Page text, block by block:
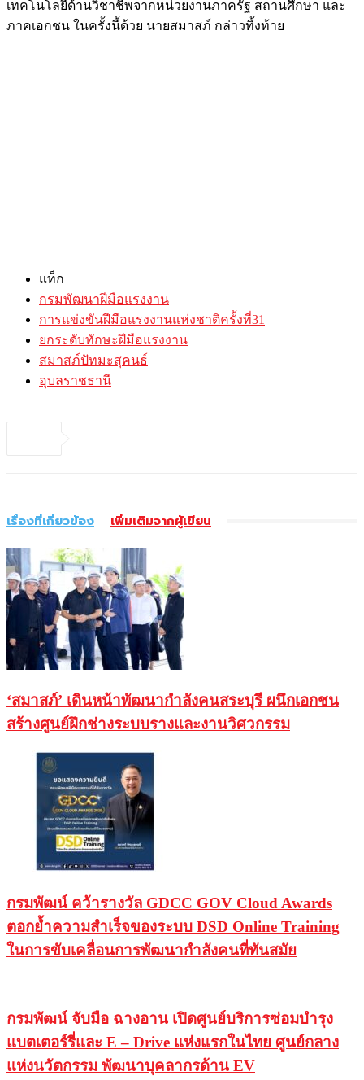
เทคโนโลยีด้านวิชาชีพจากหน่วยงานภาครัฐ สถานศึกษา และ
ภาคเอกชน ในครั้งนี้ด้วย นายสมาสภ์ กล่าวทิ้งท้าย
แท็ก
กรมพัฒนาฝีมือแรงงาน
การแข่งขันฝีมือแรงงานแห่งชาติครั้งที่31
ยกระดับทักษะฝีมือแรงงาน
สมาสภ์ปัทมะสุคนธ์
อุบลราชธานี
เรื่องที่เกี่ยวข้อง เพิ่มเติมจากผู้เขียน
‘สมาสภ์’ เดินหน้าพัฒนากำลังคนสระบุรี ผนึกเอกชน
สร้างศูนย์ฝึกช่างระบบรางและงานวิศวกรรม
กรมพัฒน์ คว้ารางวัล GDCC GOV Cloud Awards
ตอกย้ำความสำเร็จของระบบ DSD Online Training
ในการขับเคลื่อนการพัฒนากำลังคนที่ทันสมัย
กรมพัฒน์ จับมือ ฉางอาน เปิดศูนย์บริการซ่อมบำรุง
แบตเตอร์รี่และ E – Drive แห่งแรกในไทย ศูนย์กลาง
แห่งนวัตกรรม พัฒนาบุคลากรด้าน EV